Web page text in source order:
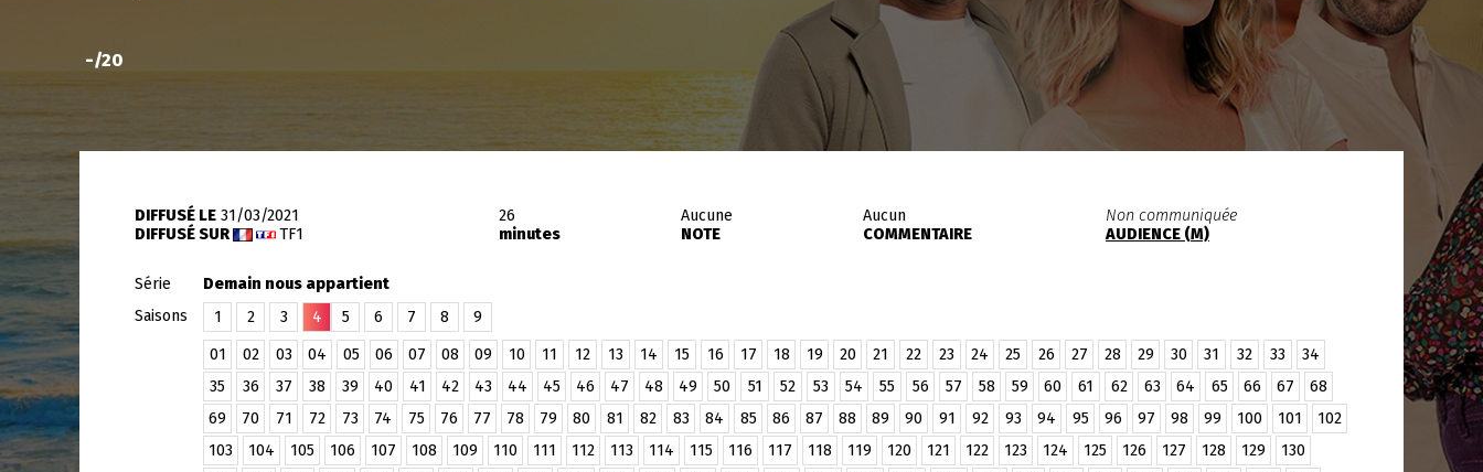
-/20
DIFFUSÉ LE 31/03/2021
DIFFUSÉ SUR
TF1
26
minutes
Aucune
NOTE
Aucun
COMMENTAIRE
Non communiquée
AUDIENCE (M)
Série
Demain nous appartient
Saisons
1 2 3 4 5 6 7 8 9
01 02 03 04 05 06 07 08 09 10 11 12 13 14 15 16 17 18 19 20 21 22 23 24 25 26 27 28 29 30 31 32 33
34
35
36 37 38 39 40 41 42 43 44 45 46 47 48 49 50 51 52 53 54 55 56 57 58 59 60 61 62 63 64 65 66 67
68
69
70 71 72 73 74 75 76 77 78 79 80 81 82 83 84 85 86 87 88 89 90 91 92 93 94 95 96 97 98 99 100 101
102
103
104 105 106 107 108 109 110 111 112 113 114 115 116 117 118 119 120 121 122 123 124 125 126 127 128 129
130